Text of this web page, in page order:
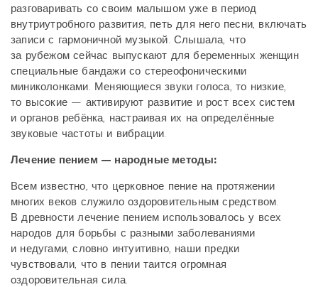
разговаривать со своим малышом уже в период
внутриутробного развития, петь для него песни, включать
записи с гармоничной музыкой. Слышала, что
за рубежом сейчас выпускают для беременных женщин
специальные бандажи со стереофоническими
миниколонками. Меняющиеся звуки голоса, то низкие,
то высокие — активируют развитие и рост всех систем
и органов ребёнка, настраивая их на определённые
звуковые частоты и вибрации.
Лечение пением — народные методы:
Всем известно, что церковное пение на протяжении
многих веков служило оздоровительным средством.
В древности лечение пением использовалось у всех
народов для борьбы с разными заболеваниями
и недугами, словно интуитивно, наши предки
чувствовали, что в пении таится огромная
оздоровительная сила.